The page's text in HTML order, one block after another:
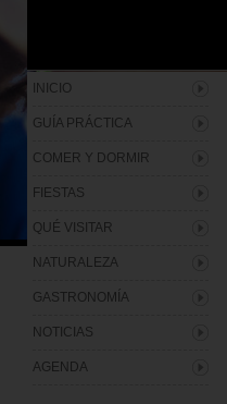
INICIO
GUÍA PRÁCTICA
COMER Y DORMIR
FIESTAS
QUÉ VISITAR
NATURALEZA
GASTRONOMÍA
NOTICIAS
AGENDA